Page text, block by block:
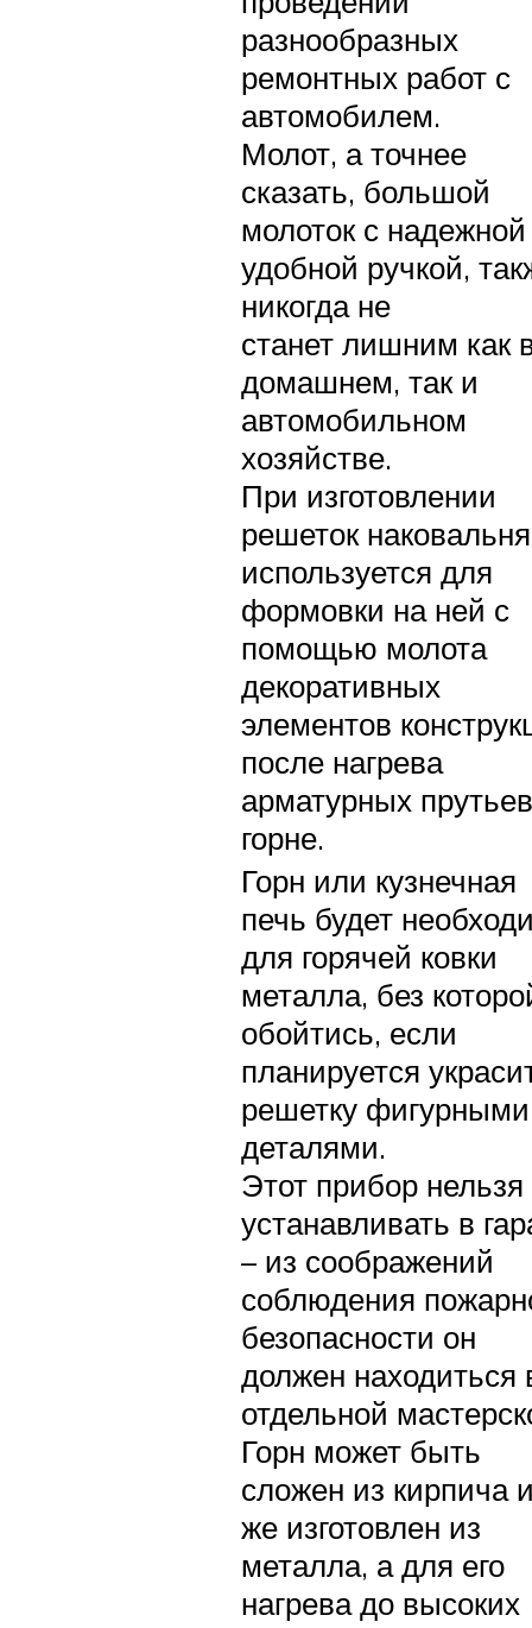
разнообразных
ремонтных работ с
автомобилем.
Молот, а точнее
сказать, большой
молоток с надежной
удобной ручкой,
никогда не
станет лишним как
домашнем, так и
автомобильном
хозяйстве.
При изготовлении
решеток наковальня
используется для
формовки на ней с
помощью молота
декоративных
элементов
после нагрева
арматурных
горне.
Горн или кузнечная
печь будет
для горячей ковки
металла, без
обойтись, если
планируется
решетку фигурными
деталями.
Этот прибор нельзя
устанавливать в
– из соображений
соблюдения
безопасности он
должен находиться
отдельной
Горн может быть
сложен из кирпича
же изготовлен из
металла, а для его
нагрева до высоких